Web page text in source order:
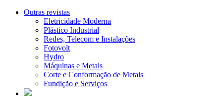
Outras revistas
Eletricidade Moderna
Plástico Industrial
Redes, Telecom e Instalações
Fotovolt
Hydro
Máquinas e Metais
Corte e Conformação de Metais
Fundição e Serviços